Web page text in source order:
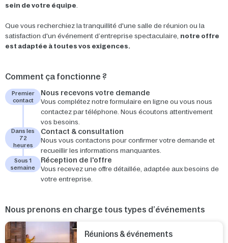
sein de votre équipe.
Que vous recherchiez la tranquillité d'une salle de réunion ou la
satisfaction d'un événement d’entreprise spectaculaire, notre offre
est adaptée à toutes vos exigences.
Comment ça fonctionne ?
Premier
contact
Nous recevons votre demande
Vous complétez notre formulaire en ligne ou vous nous
contactez par téléphone. Nous écoutons attentivement
vos besoins.
Dans les
72
heures
Contact & consultation
Nous vous contactons pour confirmer votre demande et
recueillir les informations manquantes.
Sous 1
semaine
Réception de l'offre
Vous recevez une offre détaillée, adaptée aux besoins de
votre entreprise.
Nous prenons en charge tous types d’événements
Réunions & événements